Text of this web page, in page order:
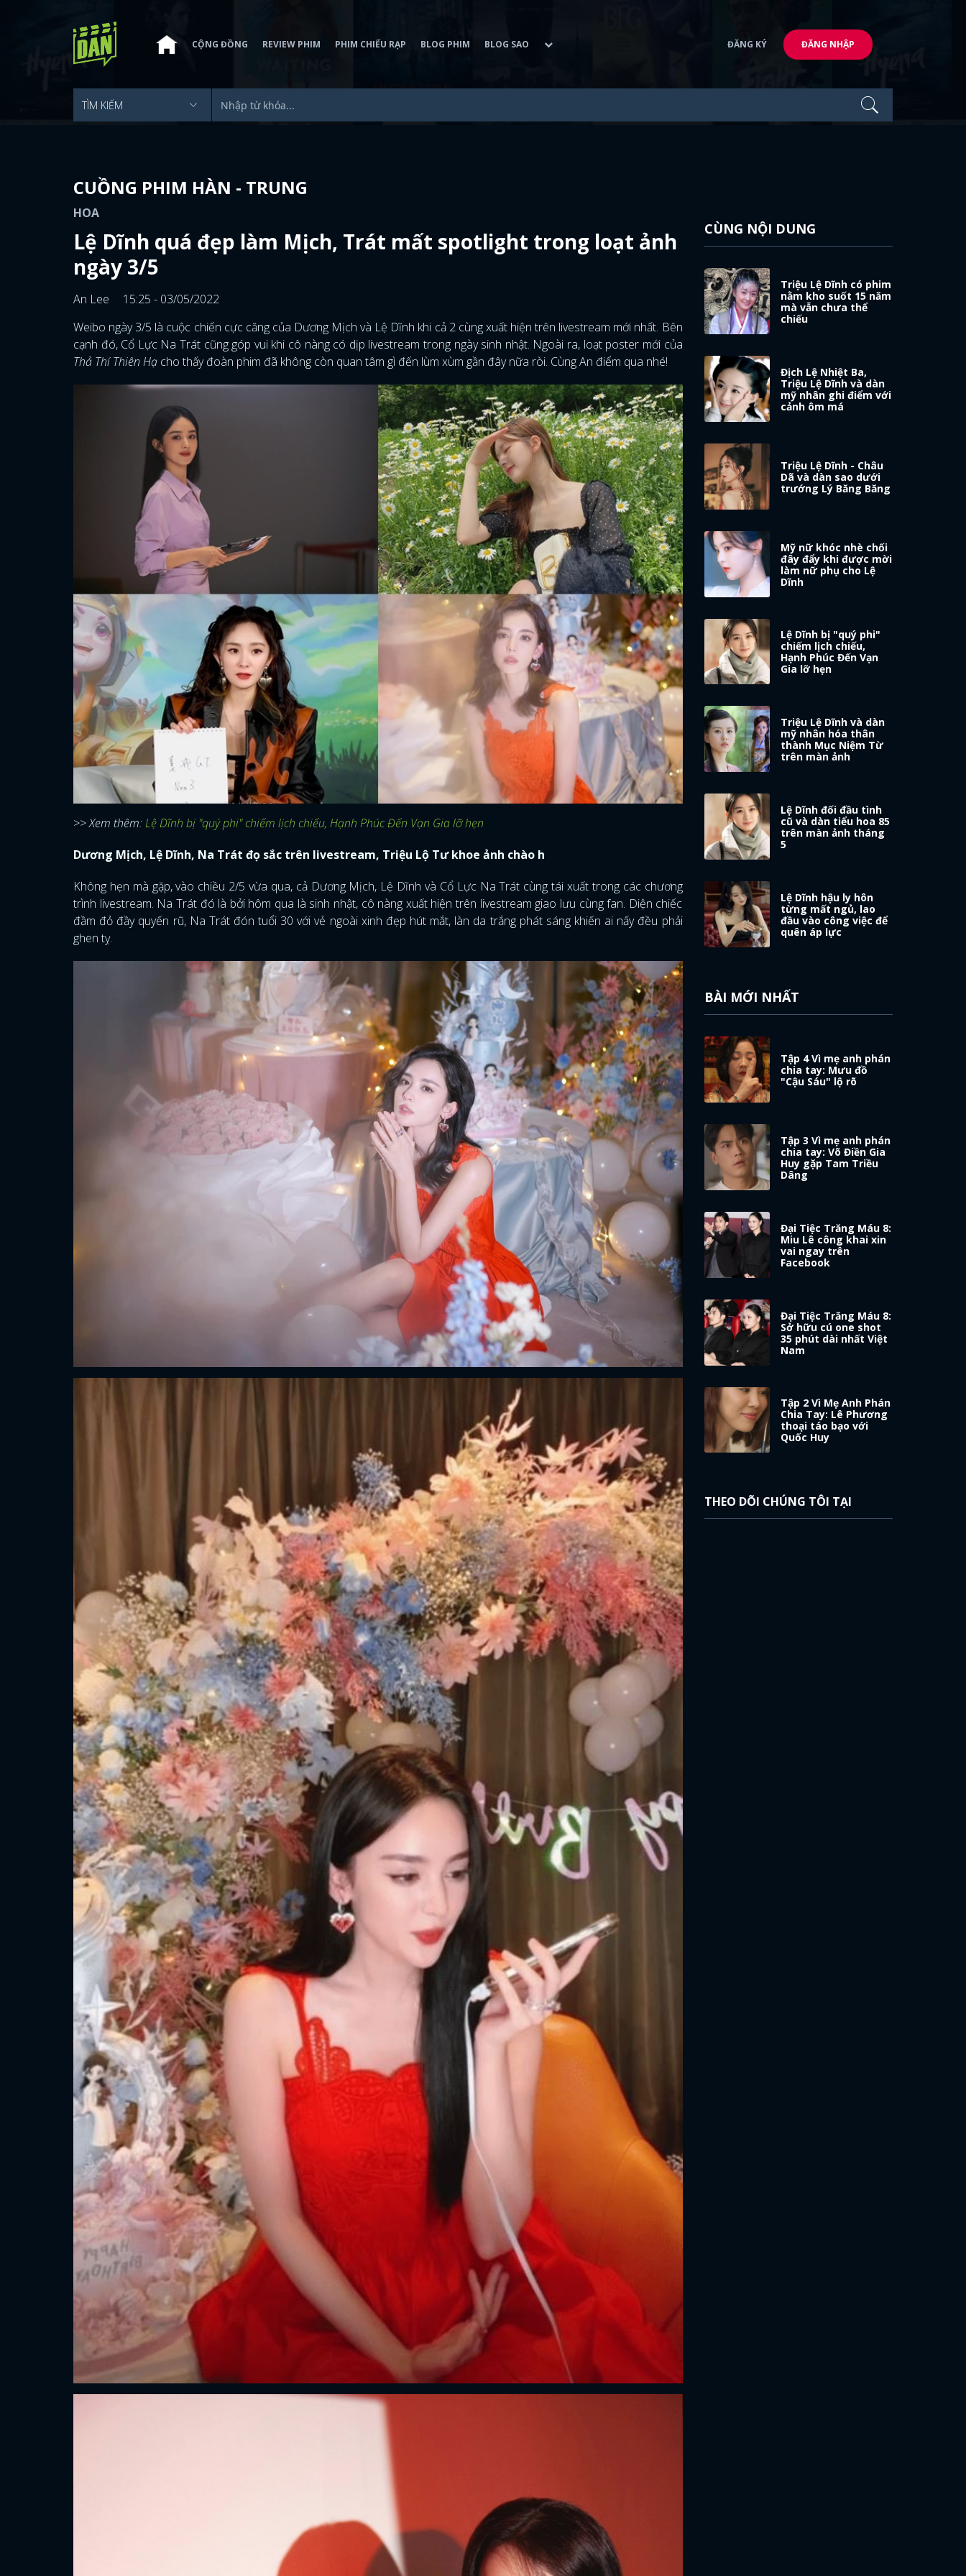
ĐĂNG NHẬP
FACEBOOK GOOGLE
CỘNG ĐỒNG REVIEW PHIM PHIM CHIẾU RẠP BLOG PHIM BLOG SAO ĐĂNG KÝ ĐĂNG NHẬP
CUỒNG PHIM HÀN - TRUNG
HOA
Lệ Dĩnh quá đẹp làm Mịch, Trát mất spotlight trong loạt ảnh
ngày 3/5
An Lee
15:25 - 03/05/2022
Weibo ngày 3/5 là cuộc chiến cực căng của Dương Mịch và Lệ Dĩnh khi cả 2 cùng xuất hiện trên livestream mới nhất. Bên
cạnh đó, Cổ Lực Na Trát cũng góp vui khi cô nàng có dịp livestream trong ngày sinh nhật. Ngoài ra, loạt poster mới của
Thả Thí Thiên Hạ cho thấy đoàn phim đã không còn quan tâm gì đến lùm xùm gần đây nữa ròi. Cùng An điểm qua nhé!
>> Xem thêm:Lệ Dĩnh bị "quý phi" chiếm lịch chiếu, Hạnh Phúc Đến Vạn Gia lỡ hẹn
Dương Mịch, Lệ Dĩnh, Na Trát đọ sắc trên livestream, Triệu Lộ Tư khoe ảnh chào h
Không hẹn mà gặp, vào chiều 2/5 vừa qua, cả Dương Mịch, Lệ Dĩnh và Cổ Lực Na Trát cùng tái xuất trong các chương
trình livestream. Na Trát đó là bởi hôm qua là sinh nhật, cô nàng xuất hiện trên livestream giao lưu cùng fan. Diện chiếc
đầm đỏ đầy quyến rũ, Na Trát đón tuổi 30 với vẻ ngoài xinh đẹp hút mắt, làn da trắng phát sáng khiến ai nấy đều phải
ghen tỵ.
CÙNG NỘI DUNG
Triệu Lệ Dĩnh có phim
nằm kho suốt 15 năm
mà vẫn chưa thể
chiếu
Địch Lệ Nhiệt Ba,
Triệu Lệ Dĩnh và dàn
mỹ nhân ghi điểm với
cảnh ôm má
Triệu Lệ Dĩnh - Châu
Dã và dàn sao dưới
trướng Lý Băng Băng
Mỹ nữ khóc nhè chối
đây đẩy khi được mời
làm nữ phụ cho Lệ
Dĩnh
Lệ Dĩnh bị "quý phi"
chiếm lịch chiếu,
Hạnh Phúc Đến Vạn
Gia lỡ hẹn
Triệu Lệ Dĩnh và dàn
mỹ nhân hóa thân
thành Mục Niệm Từ
trên màn ảnh
Lệ Dĩnh đối đầu tình
cũ và dàn tiểu hoa 85
trên màn ảnh tháng
5
Lệ Dĩnh hậu ly hôn
từng mất ngủ, lao
đầu vào công việc để
quên áp lực
BÀI MỚI NHẤT
Tập 4 Vì mẹ anh phán
chia tay: Mưu đồ
"Cậu Sáu" lộ rõ
Tập 3 Vì mẹ anh phán
chia tay: Võ Điền Gia
Huy gặp Tam Triều
Dâng
Đại Tiệc Trăng Máu 8:
Miu Lê công khai xin
vai ngay trên
Facebook
Đại Tiệc Trăng Máu 8:
Sở hữu cú one shot
35 phút dài nhất Việt
Nam
Tập 2 Vì Mẹ Anh Phán
Chia Tay: Lê Phương
thoại táo bạo với
Quốc Huy
THEO DÕI CHÚNG TÔI TẠI